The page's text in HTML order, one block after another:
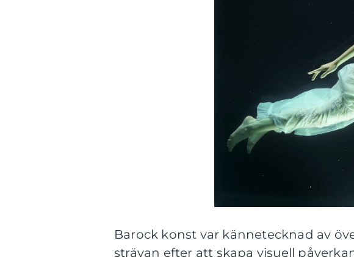
Barock konst var kännetecknad av
strävan efter att skapa visuell